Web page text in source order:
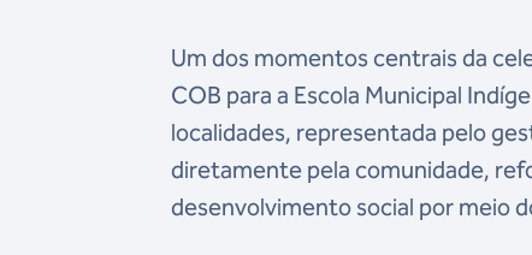
Um dos momentos centrais da
COB para a Escola Municipal
localidades, representada pelo
diretamente pela comunidade,
desenvolvimento social por meio